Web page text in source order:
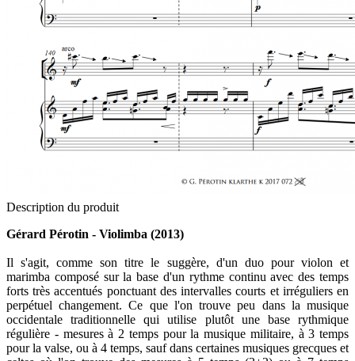
Description du produit
Gérard Pérotin - Violimba (2013)
Il s'agit, comme son titre le suggère, d'un duo pour violon et
marimba composé sur la base d'un rythme continu avec des temps
forts très accentués ponctuant des intervalles courts et irréguliers en
perpétuel changement. Ce que l'on trouve peu dans la musique
occidentale traditionnelle qui utilise plutôt une base rythmique
régulière - mesures à 2 temps pour la musique militaire, à 3 temps
pour la valse, ou à 4 temps, sauf dans certaines musiques grecques et